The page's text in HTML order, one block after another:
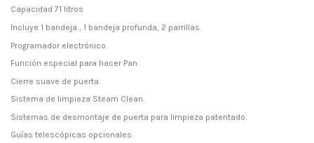
Capacidad 71 litros
Incluye 1 bandeja , 1 bandeja profunda, 2 parrillas
Programador electrónico.
Función especial para hacer Pan
Cierre suave de puerta.
Sistema de limpieza Steam Clean.
Sistemas de desmontaje de puerta para limpieza patentado.
Guías telescópicas opcionales